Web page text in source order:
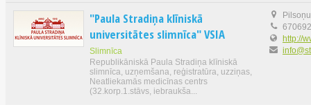
"Paula Stradiņa klīniskā
universitātes slimnīca" VSIA
Slimnīca
Republikāniskā Paula Stradiņa klīniskā
slimnīca, uzņemšana, reģistratūra, uzziņas,
Neatliekamās medicīnas centrs
(32.korp.1.stāvs, iebraukša...
http://